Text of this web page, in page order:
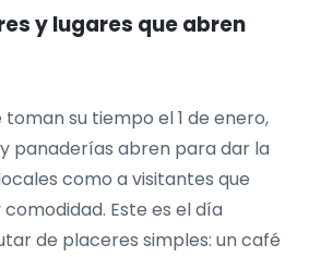
y lugares que abren
toman su tiempo el 1 de enero,
panaderías abren para dar la
como a visitantes que
Este es el día
de placeres simples: un café